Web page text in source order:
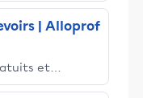
les élèves
réussite| Alloprof
et
les élèves